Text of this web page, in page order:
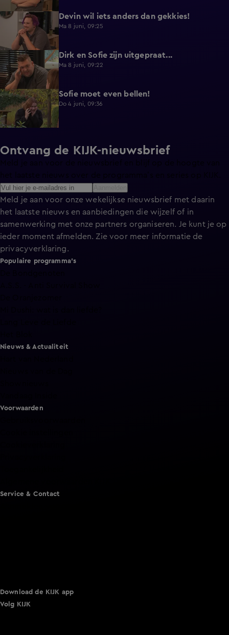
0:25 Devin wil iets anders dan gekkies!
Ma 8 juni, 09:25
0:26 Dirk en Sofie zijn uitgepraat...
Ma 8 juni, 09:22
1:13 Sofie moet even bellen!
Do 4 juni, 09:36
Ontvang de KIJK-nieuwsbrief
Meld je aan voor onze wekelijkse nieuwsbrief met daarin
het laatste nieuws en aanbiedingen die wijzelf of in
samenwerking met onze partners organiseren. Je kunt je op
ieder moment afmelden. Zie voor meer informatie de
privacyverklaring.
Populaire programma's
Nieuws & Actualiteit
Voorwaarden
Service & Contact
Download de KIJK app
Volg KIJK